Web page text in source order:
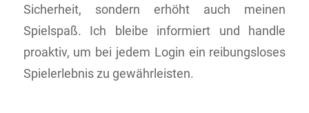
Sicherheit, sondern erhöht auch meinen
Spielspaß. Ich bleibe informiert und handle
proaktiv, um bei jedem Login ein reibungsloses
Spielerlebnis zu gewährleisten.